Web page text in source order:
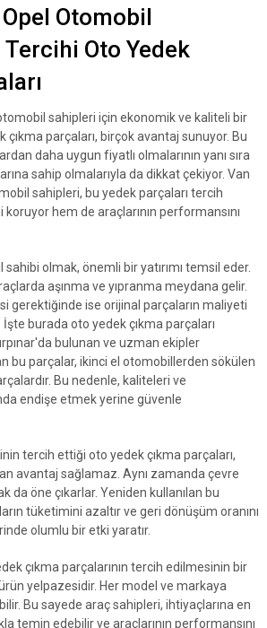
Opel Otomobil
Oto Yedek
sahipleri için ekonomik ve kaliteli bir
çıkma parçaları, birçok avantaj sunuyor. Bu
daha uygun fiyatlı olmalarının yanı sıra
sahip olmalarıyla da dikkat çekiyor. Van
sahipleri, bu yedek parçaları tercih
hem de araçlarının performansını
olmak, önemli bir yatırımı temsil eder.
aşınma ve yıpranma meydana gelir.
gerektiğinde ise orijinal parçaların maliyeti
burada oto yedek çıkma parçaları
bulunan ve uzman ekipler
bu parçalar, ikinci el otomobillerden sökülen
Bu nedenle, kaliteleri ve
endişe etmek yerine güvenle
tercih ettiği oto yedek çıkma parçaları,
avantaj sağlamaz. Aynı zamanda çevre
da öne çıkarlar. Yeniden kullanılan bu
tüketimini azaltır ve geri dönüşüm oranını
olumlu bir etki yaratır.
çıkma parçalarının tercih edilmesinin bir
yelpazesidir. Her model ve markaya
Bu sayede araç sahipleri, ihtiyaçlarına en
temin edebilir ve araçlarının performansını